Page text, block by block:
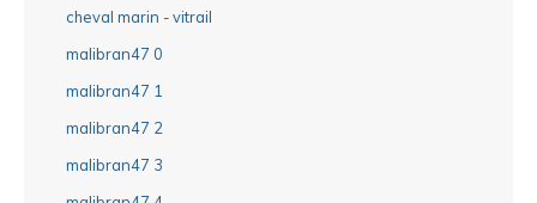
cheval marin - vitrail
malibran47 0
malibran47 1
malibran47 2
malibran47 3